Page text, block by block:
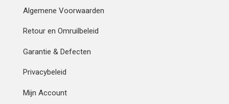
Algemene Voorwaarden
Retour en Omruilbeleid
Garantie & Defecten
Privacybeleid
Mijn Account